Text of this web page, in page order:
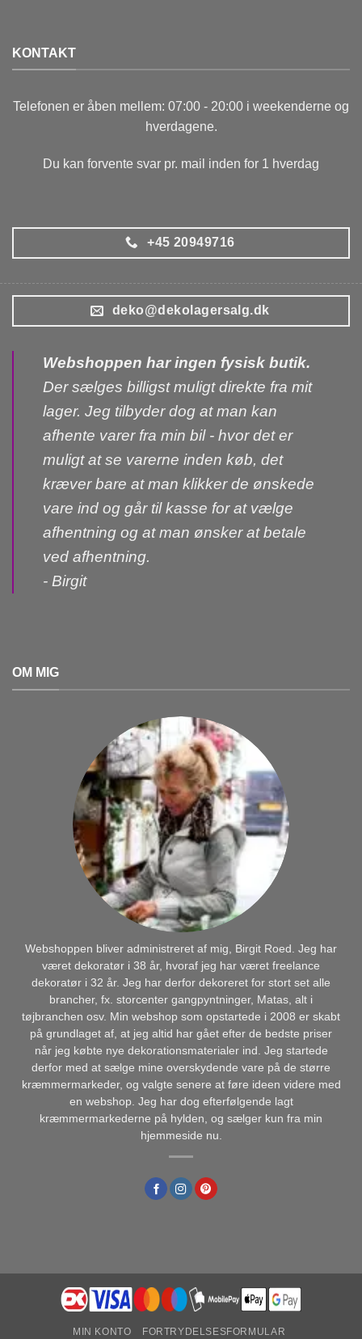
KONTAKT
Telefonen er åben mellem: 07:00 - 20:00 i weekenderne og
hverdagene.
Du kan forvente svar pr. mail inden for 1 hverdag
+45 20949716
deko@dekolagersalg.dk
Webshoppen har ingen fysisk butik.
Der sælges billigst muligt direkte fra mit
lager. Jeg tilbyder dog at man kan
afhente varer fra min bil - hvor det er
muligt at se varerne inden køb, det
kræver bare at man klikker de ønskede
vare ind og går til kasse for at vælge
afhentning og at man ønsker at betale
ved afhentning.
- Birgit
OM MIG
Webshoppen bliver administreret af mig, Birgit Roed. Jeg har
været dekoratør i 38 år, hvoraf jeg har været freelance
dekoratør i 32 år. Jeg har derfor dekoreret for stort set alle
brancher, fx. storcenter gangpyntninger, Matas, alt i
tøjbranchen osv. Min webshop som opstartede i 2008 er skabt
på grundlaget af, at jeg altid har gået efter de bedste priser
når jeg købte nye dekorationsmaterialer ind. Jeg startede
derfor med at sælge mine overskydende vare på de større
kræmmermarkeder, og valgte senere at føre ideen videre med
en webshop. Jeg har dog efterfølgende lagt
kræmmermarkederne på hylden, og sælger kun fra min
hjemmeside nu.
MIN KONTO
FORTRYDELSESFORMULAR